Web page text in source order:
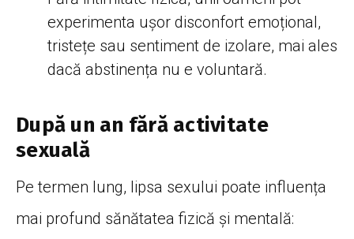
experimenta ușor disconfort emoțional,
tristețe sau sentiment de izolare, mai ales
dacă abstinența nu e voluntară.
După un an fără activitate
sexuală
Pe termen lung, lipsa sexului poate influența
mai profund sănătatea fizică și mentală: